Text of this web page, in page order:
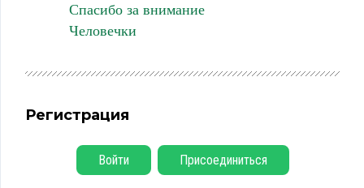
Спасибо за внимание
Человечки
Регистрация
Войти Присоединиться